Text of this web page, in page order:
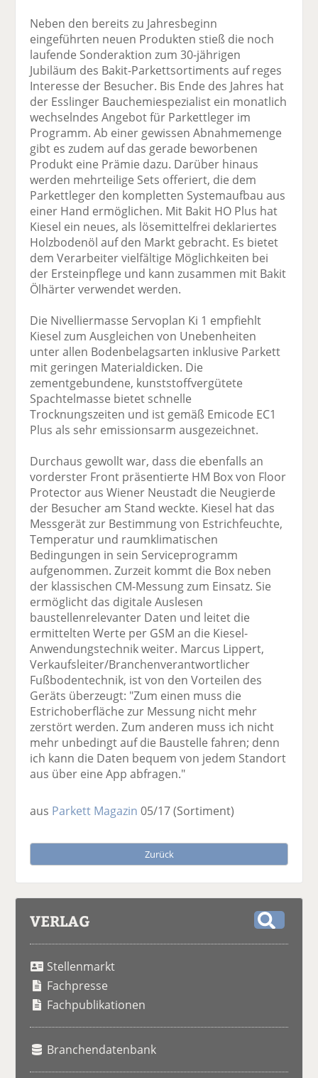
Neben den bereits zu Jahresbeginn
eingeführten neuen Produkten stieß die noch
laufende Sonderaktion zum 30-jährigen
Jubiläum des Bakit-Parkettsortiments auf reges
Interesse der Besucher. Bis Ende des Jahres hat
der Esslinger Bauchemiespezialist ein monatlich
wechselndes Angebot für Parkettleger im
Programm. Ab einer gewissen Abnahmemenge
gibt es zudem auf das gerade beworbenen
Produkt eine Prämie dazu. Darüber hinaus
werden mehrteilige Sets offeriert, die dem
Parkettleger den kompletten Systemaufbau aus
einer Hand ermöglichen. Mit Bakit HO Plus hat
Kiesel ein neues, als lösemittelfrei deklariertes
Holzbodenöl auf den Markt gebracht. Es bietet
dem Verarbeiter vielfältige Möglichkeiten bei
der Ersteinpflege und kann zusammen mit Bakit
Ölhärter verwendet werden.
Die Nivelliermasse Servoplan Ki 1 empfiehlt
Kiesel zum Ausgleichen von Unebenheiten
unter allen Bodenbelagsarten inklusive Parkett
mit geringen Materialdicken. Die
zementgebundene, kunststoffvergütete
Spachtelmasse bietet schnelle
Trocknungszeiten und ist gemäß Emicode EC1
Plus als sehr emissionsarm ausgezeichnet.
Durchaus gewollt war, dass die ebenfalls an
vorderster Front präsentierte HM Box von Floor
Protector aus Wiener Neustadt die Neugierde
der Besucher am Stand weckte. Kiesel hat das
Messgerät zur Bestimmung von Estrichfeuchte,
Temperatur und raumklimatischen
Bedingungen in sein Serviceprogramm
aufgenommen. Zurzeit kommt die Box neben
der klassischen CM-Messung zum Einsatz. Sie
ermöglicht das digitale Auslesen
baustellenrelevanter Daten und leitet die
ermittelten Werte per GSM an die Kiesel-
Anwendungstechnik weiter. Marcus Lippert,
Verkaufsleiter/Branchenverantwortlicher
Fußbodentechnik, ist von den Vorteilen des
Geräts überzeugt: "Zum einen muss die
Estrichoberfläche zur Messung nicht mehr
zerstört werden. Zum anderen muss ich nicht
mehr unbedingt auf die Baustelle fahren; denn
ich kann die Daten bequem von jedem Standort
aus über eine App abfragen."
aus Parkett Magazin 05/17(Sortiment)
Zurück
VERLAG
Stellenmarkt
Fachpresse
Fachpublikationen
Branchendatenbank